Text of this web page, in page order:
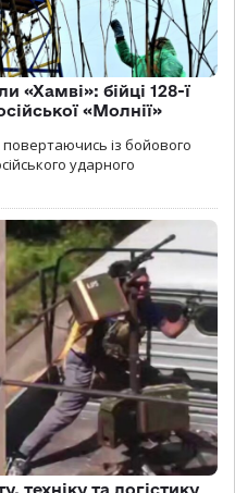
«Хамві»: бійці 128-ї
«Молнії»
повертаючись із бойового
ударного
техніку та логістику